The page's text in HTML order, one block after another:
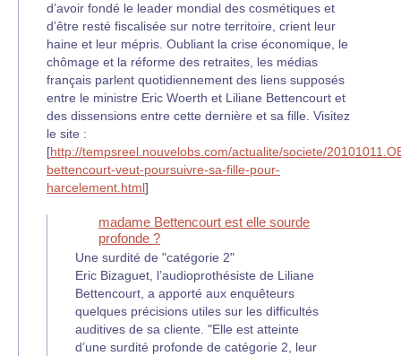
d’avoir fondé le leader mondial des cosmétiques et
d’être resté fiscalisée sur notre territoire, crient leur
haine et leur mépris. Oubliant la crise économique, le
chômage et la réforme des retraites, les médias
français parlent quotidiennement des liens supposés
entre le ministre Eric Woerth et Liliane Bettencourt et
des dissensions entre cette dernière et sa fille. Visitez
le site :
[http://tempsreel.nouvelobs.com/actualite/societe/
bettencourt-veut-poursuivre-sa-fille-pour-
harcelement.html]
madame Bettencourt est elle sourde
profonde ?
Une surdité de "catégorie 2"
Eric Bizaguet, l’audioprothésiste de Liliane
Bettencourt, a apporté aux enquêteurs
quelques précisions utiles sur les difficultés
auditives de sa cliente. "Elle est atteinte
d’une surdité profonde de catégorie 2, leur